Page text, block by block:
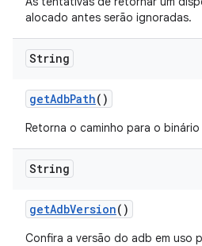
alocado antes serão ignoradas.
String
getAdbPath()
Retorna o caminho para o
String
getAdbVersion()
Confira a versão do adb em uso